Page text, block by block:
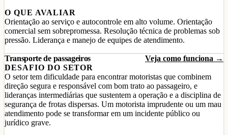
O QUE AVALIAR
Orientação ao serviço e autocontrole em alto volume. Orientação
comercial sem sobrepromessa. Resolução técnica de problemas sob
pressão. Liderança e manejo de equipes de atendimento.
Transporte de passageiros
Veja como funciona →
DESAFIO DO SETOR
O setor tem dificuldade para encontrar motoristas que combinem
direção segura e responsável com bom trato ao passageiro, e
lideranças intermediárias que sustentem a operação e a disciplina de
segurança de frotas dispersas. Um motorista imprudente ou um mau
atendimento pode se transformar em um incidente público ou
jurídico grave.